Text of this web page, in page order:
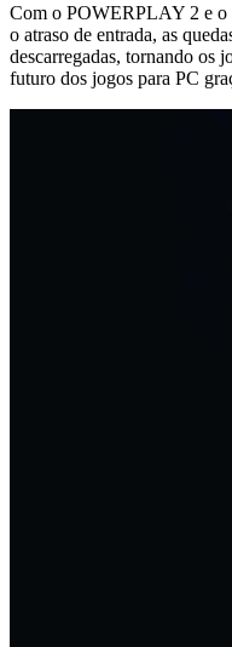
Com o POWERPLAY 2 e
o atraso de entrada, as
descarregadas, tornando os
futuro dos jogos para PC